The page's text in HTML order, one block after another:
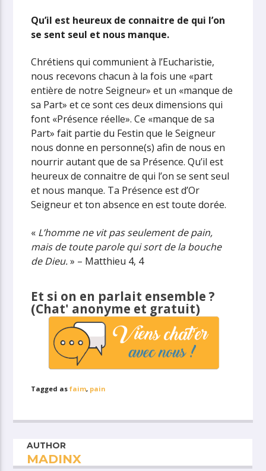
Qu’il est heureux de connaitre de qui l’on
se sent seul et nous manque.
Chrétiens qui communient à l’Eucharistie,
nous recevons chacun à la fois une «part
entière de notre Seigneur» et un «manque de
sa Part» et ce sont ces deux dimensions qui
font «Présence réelle». Ce «manque de sa
Part» fait partie du Festin que le Seigneur
nous donne en personne(s) afin de nous en
nourrir autant que de sa Présence. Qu’il est
heureux de connaitre de qui l’on se sent seul
et nous manque. Ta Présence est d’Or
Seigneur et ton absence en est toute dorée.
« L’homme ne vit pas seulement de pain,
mais de toute parole qui sort de la bouche
de Dieu.» – Matthieu 4, 4
Et si on en parlait ensemble ?
(Chat' anonyme et gratuit)
Tagged asfaim, pain
AUTHOR
MADINX